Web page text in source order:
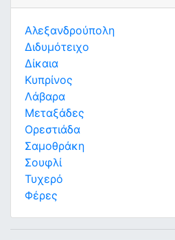
Αλεξανδρούπολη
Διδυμότειχο
Δίκαια
Κυπρίνος
Λάβαρα
Μεταξάδες
Ορεστιάδα
Σαμοθράκη
Σουφλί
Τυχερό
Φέρες